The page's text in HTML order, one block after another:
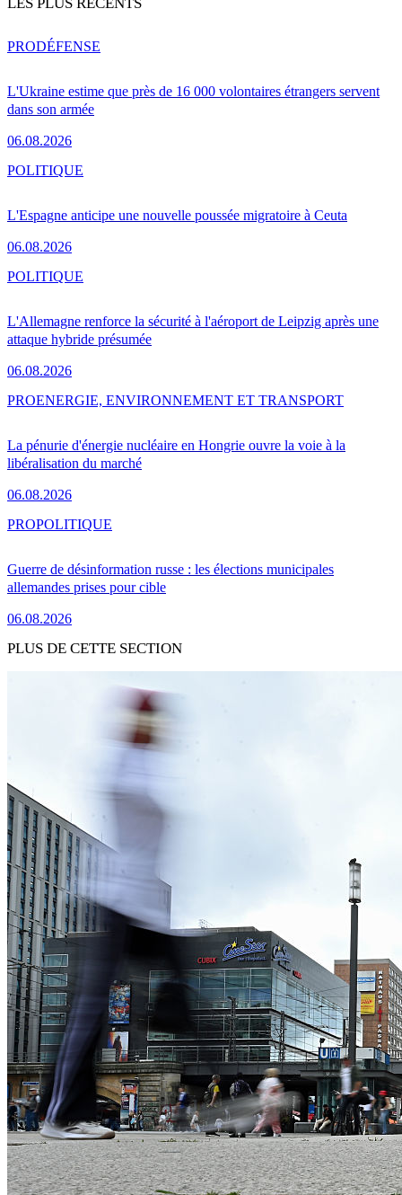
L'Ukraine estime que près de 16 000 volontaires étrangers servent
dans son armée
06.08.2026
PRODÉFENSE
L'Espagne anticipe une nouvelle poussée migratoire à Ceuta
06.08.2026
POLITIQUE
L'Allemagne renforce la sécurité à l'aéroport de Leipzig après une
attaque hybride présumée
06.08.2026
POLITIQUE
La pénurie d'énergie nucléaire en Hongrie ouvre la voie à la
libéralisation du marché
06.08.2026
PROENERGIE, ENVIRONNEMENT ET TRANSPORT
Guerre de désinformation russe : les élections municipales
allemandes prises pour cible
06.08.2026
PROPOLITIQUE
PLUS DE CETTE SECTION